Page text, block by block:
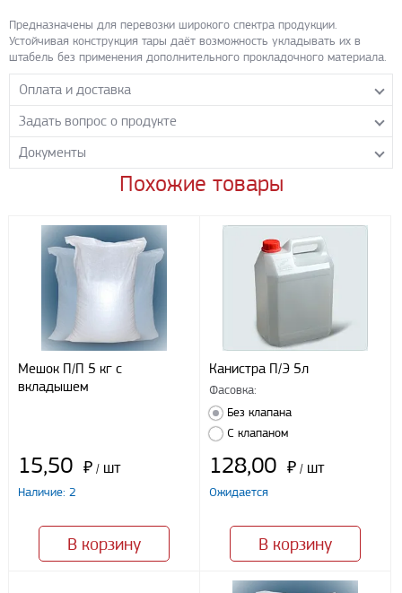
Предназначены для перевозки широкого спектра продукции.
Устойчивая конструкция тары даёт возможность укладывать их в
штабель без применения дополнительного прокладочного материала.
Оплата и доставка
Самовывоз с нашего склада
Транспортные компании
Бесплатная доставка до терминала ПЭК
По согласованию с клиентом.
Регионы доставки:
Северо-Кавказский федеральный округ
Южный федеральный округ
Способы оплаты
Наличными
При получении груза
Задать вопрос о продукте
Задайте нашим менеджерам вопрос о данном продукте.
Все поля формы обязательны к заполнению.
Я даю свое согласие ООО «Улисс» на обработку моих
персональных данных, в соответствии с федеральным законом от
27.07.2006 N152 ФЗ «О персональных данных», на условиях
Политикой конфиденциальности
Отправить
Документы
1Сертификат МТ261-13 31,5 Е группа упаковки Х
031 S- PDF 104.49 КБ
Скачать
Похожие товары
Мешок П/П 5 кг с
вкладышем
15,50 ₽ / шт
Наличие: 2
В корзину
Канистра П/Э 5л
Фасовка:
Без клапана
С клапаном
128,00 ₽ / шт
Ожидается
В корзину